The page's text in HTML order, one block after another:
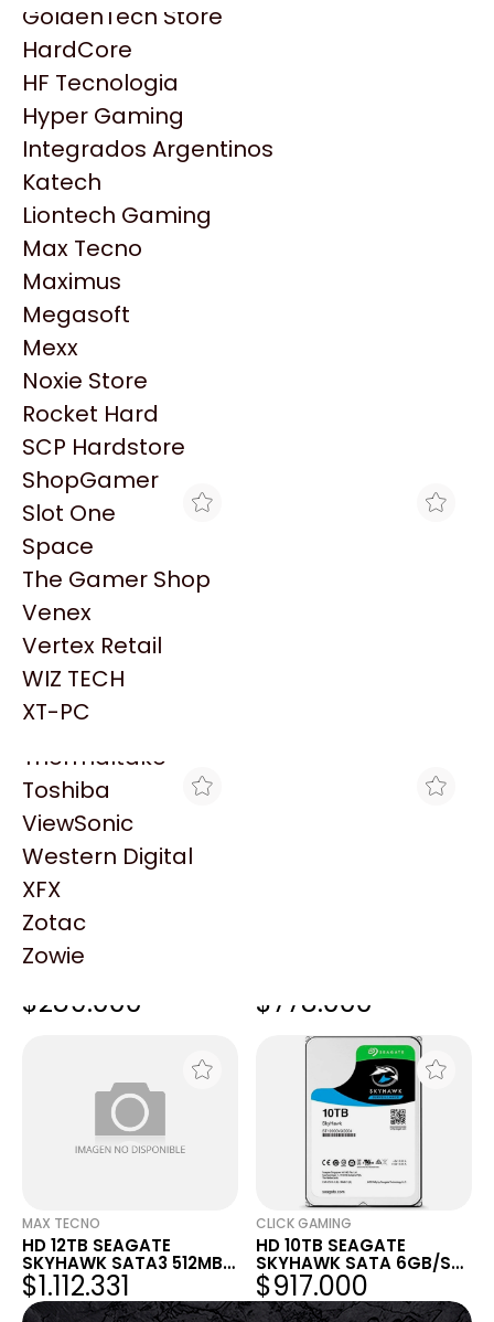
HP
HyperX
INNO3D
Intel
Kingston
Lenovo
Logitech
MSI
NVIDIA GeForce
NZXT
PNY
Palit
Philips
PowerColor
Razer
Redragon
Samsung
Sandisk
Sapphire
Seagate
Sentey
Solarmax
Thermaltake
Toshiba
ViewSonic
Western Digital
XFX
Zotac
Zowie
GoldenTech Store
HardCore
HF Tecnologia
Hyper Gaming
Integrados Argentinos
Katech
Liontech Gaming
Max Tecno
Maximus
Megasoft
Mexx
Noxie Store
Rocket Hard
SCP Hardstore
ShopGamer
Slot One
Space
The Gamer Shop
Venex
Vertex Retail
WIZ TECH
XT-PC
Productos
Similares
Explorá más productos similares
MAX TECNO
HD 10TB SEAGATE
CCTV
$947.276
HD 2TB SEAGATE
$289.000 $778.000
MAX TECNO
HD 12TB SEAGATE
SKYHAWK SATA3 512MB
CCTV
$1.112.331
CLICK GAMING
HD 10TB SEAGATE
SKYHAWK SATA 6GB/S
7200 256MB CCTV
$917.000